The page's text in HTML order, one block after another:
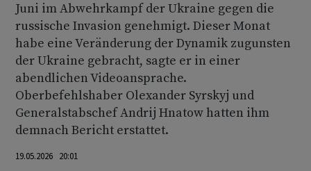
Juni im Abwehrkampf der Ukraine gegen die
russische Invasion genehmigt. Dieser Monat
habe eine Veränderung der Dynamik zugunsten
der Ukraine gebracht, sagte er in einer
abendlichen Videoansprache.
Oberbefehlshaber Olexander Syrskyj und
Generalstabschef Andrij Hnatow hatten ihm
demnach Bericht erstattet.
19.05.2026 20:01